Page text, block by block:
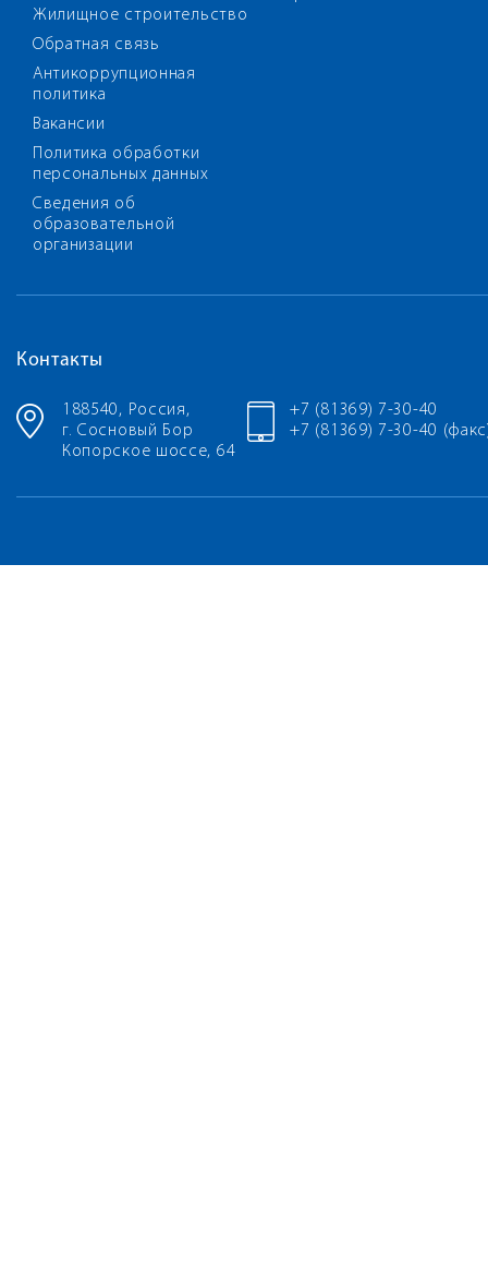
Жилищное строительство
Обратная связь
Антикоррупционная
политика
Вакансии
Политика обработки
персональных данных
Сведения об
образовательной
организации
Контакты
188540, Россия,
г. Сосновый Бор
Копорское шоссе, 64
+7 (81369) 7-30-40
+7 (81369) 7-30-40